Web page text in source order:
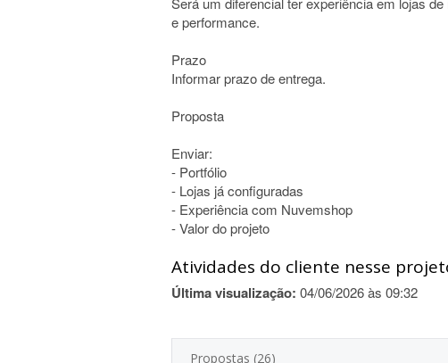
e performance.
Prazo
Informar prazo de entrega.
Proposta
Enviar:
- Portfólio
- Lojas já configuradas
- Experiência com Nuvemshop
- Valor do projeto
Atividades do cliente nesse
Última visualização: 04/06/2026 às 09:32
Propostas (26)